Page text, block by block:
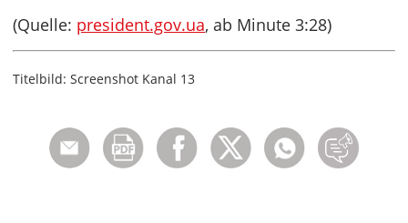
(Quelle: president.gov.ua, ab Minute 3:28)
Titelbild: Screenshot Kanal 13